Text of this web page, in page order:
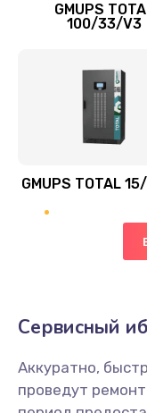
GMUPS
100/33/V3
GMUPS TOTAL
Сервисный
Аккуратно,
проведут